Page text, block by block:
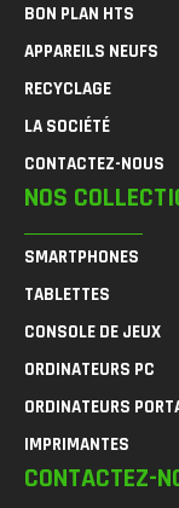
BON PLAN HTS
APPAREILS NEUFS
RECYCLAGE
LA SOCIÉTÉ
CONTACTEZ-NOUS
NOS
SMARTPHONES
TABLETTES
CONSOLE DE JEUX
ORDINATEURS PC
ORDINATEURS
IMPRIMANTES
CONTACTEZ-